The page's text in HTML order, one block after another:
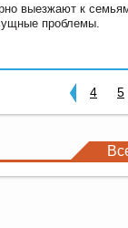
выезжают к
проблемы.
4 5